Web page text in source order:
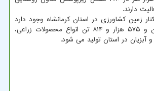
دارند.
هزار هکتار زمین کشاورزی در استان کرمانشاه وجود دارد
که سالانه چهار میلیون و ۵۷۵ هزار و ۸۱۴ تن انواع محصولات زراعی،
آبزیان در استان تولید می شود.